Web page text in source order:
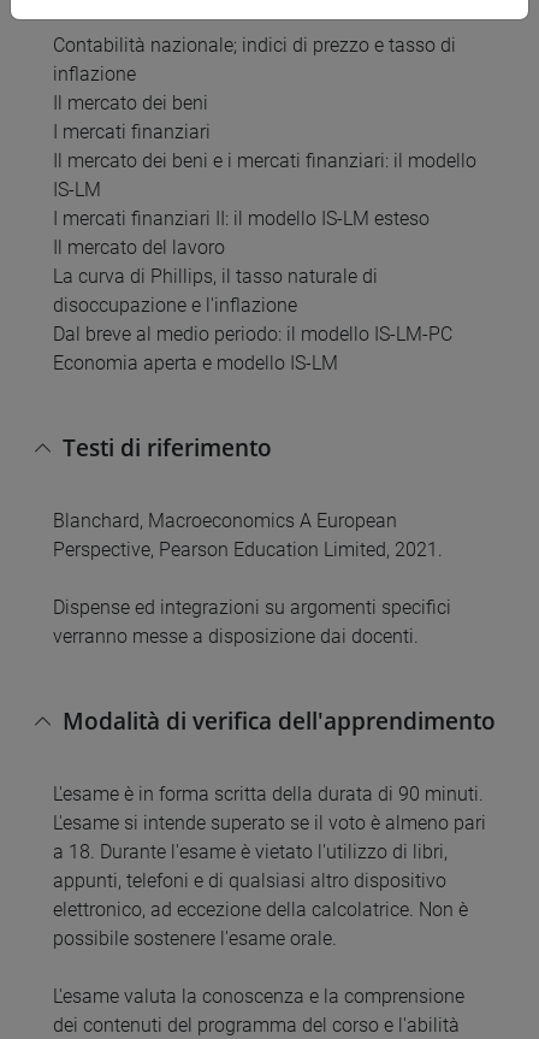
Contabilità nazionale; indici di prezzo e tasso di
inflazione
Il mercato dei beni
I mercati finanziari
Il mercato dei beni e i mercati finanziari: il modello
IS-LM
I mercati finanziari II: il modello IS-LM esteso
Il mercato del lavoro
La curva di Phillips, il tasso naturale di
disoccupazione e l'inflazione
Dal breve al medio periodo: il modello IS-LM-PC
Economia aperta e modello IS-LM
Testi di riferimento
Blanchard, Macroeconomics A European
Perspective, Pearson Education Limited, 2021.
Dispense ed integrazioni su argomenti specifici
verranno messe a disposizione dai docenti.
Modalità di verifica dell'apprendimento
L'esame è in forma scritta della durata di 90 minuti.
L'esame si intende superato se il voto è almeno pari
a 18. Durante l'esame è vietato l'utilizzo di libri,
appunti, telefoni e di qualsiasi altro dispositivo
elettronico, ad eccezione della calcolatrice. Non è
possibile sostenere l'esame orale.
L'esame valuta la conoscenza e la comprensione
dei contenuti del programma del corso e l'abilità